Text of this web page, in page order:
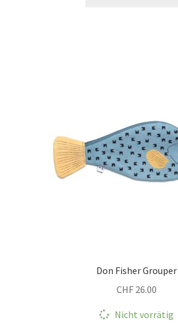
Don Fisher Grouper
CHF 26.00
Nicht vorrätig